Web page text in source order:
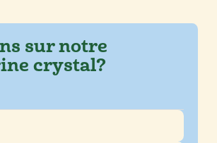
sur notre
crystal?